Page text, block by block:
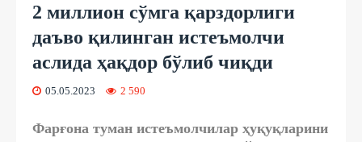
2 миллион сўмга қарздорлиги
даъво қилинган истеъмолчи
аслида ҳақдор бўлиб чиқди
05.05.2023 2 590
Фарғона туман истеъмолчилар ҳуқуқларини